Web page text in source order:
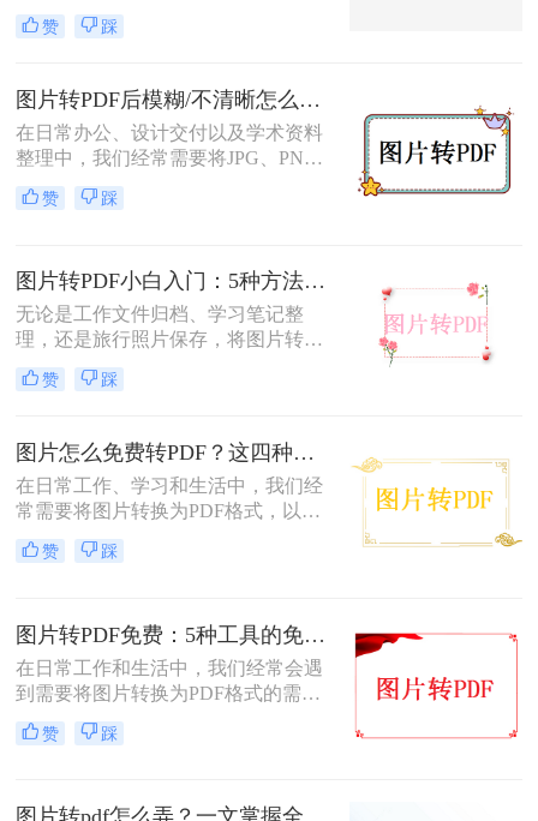
一堆零散的图片打包成一个完整的
PDF文件。如果一张张发过去，不仅
混。很多朋友一搜“图片转pdf怎么
弄”，出来一堆复杂的教程，其实只
要找对工具，这事儿非常简单。本文
就按大家最常用的场景（在线免安
装、批量处理、手机自带功能）整理
了几个亲测好用的办法，帮你轻松搞
赞 踩
图片转PDF后模糊/不清晰怎么办？三种有效方法帮你解决！
在日常办公、设计交付以及学术资料
整理中，我们经常需要将JPG、PNG
等格式的图片合并转换为PDF文档。
然而，许多用户都遇到过这样一个令
变得模糊、边缘出现锯齿，甚至无法
进行高质量的打印。面对图片转PDF
后模糊/不清晰怎么办这一难题，很多
赞 踩
图片转PDF小白入门：5种方法从最简单到最专业逐步升级！
无论是工作文件归档、学习笔记整
理，还是旅行照片保存，将图片转换
为PDF都能让内容更规范、更易分
享。那么如何图片转pdf呢？本文提供
5种常用方法，3分钟即可学会！
赞 踩
图片怎么免费转PDF？这四种方法轻松搞定！
在日常工作、学习和生活中，我们经
常需要将图片转换为PDF格式，以便
于分享、打印或存档。PDF文件因其
跨平台兼容性、保持格式不变以及安
片转换为PDF，无需花费任何费用即
可轻松完成转换。那么图片怎么免费
转PDF呢？本文将为您详细介绍几种
赞 踩
图片转PDF免费：5种工具的免费额度、水印和文件限制对比！
在日常工作和生活中，我们经常会遇
到需要将图片转换为PDF格式的需
求。无论是为了方便存档、分享或打
印，将图片转换为PDF格式是一项很
赞 踩